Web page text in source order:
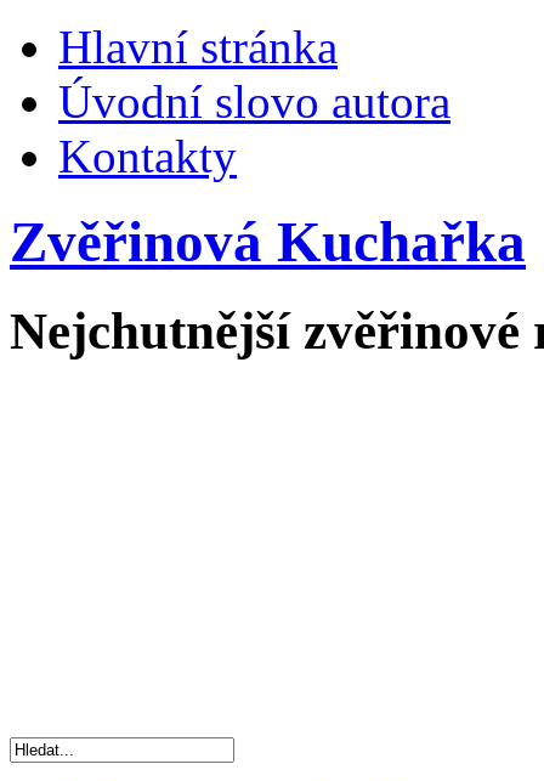
Hlavní stránka
Úvodní slovo autora
Kontakty
Zvěřinová Kuchařka
Nejchutnější zvěřinové